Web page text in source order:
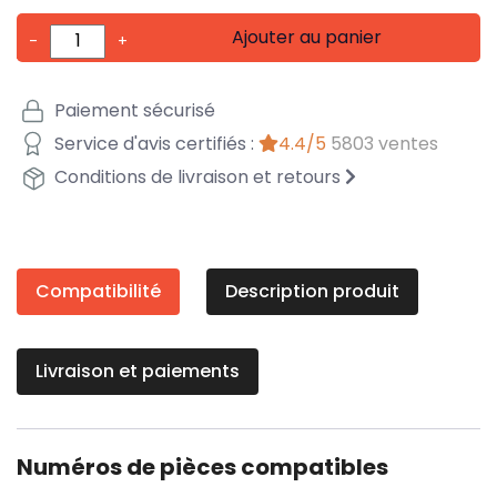
- + Ajouter au panier
Paiement sécurisé
Service d'avis certifiés :
4.4/5 5803 ventes
Conditions de livraison et retours
Compatibilité Description produit
Livraison et paiements
Numéros de pièces compatibles